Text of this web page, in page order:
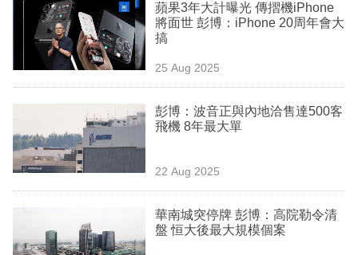
時
事
訂
蘋果3年大計曝光 傳摺機iPhone
將面世 彭博：iPhone 20周年會大
搞
25 Aug 2025
彭博：波音正與內地洽售達500客
飛機 8年最大單
22 Aug 2025
華南城突停牌 彭博：高院勒令清
盤 恒大後最大規模個案